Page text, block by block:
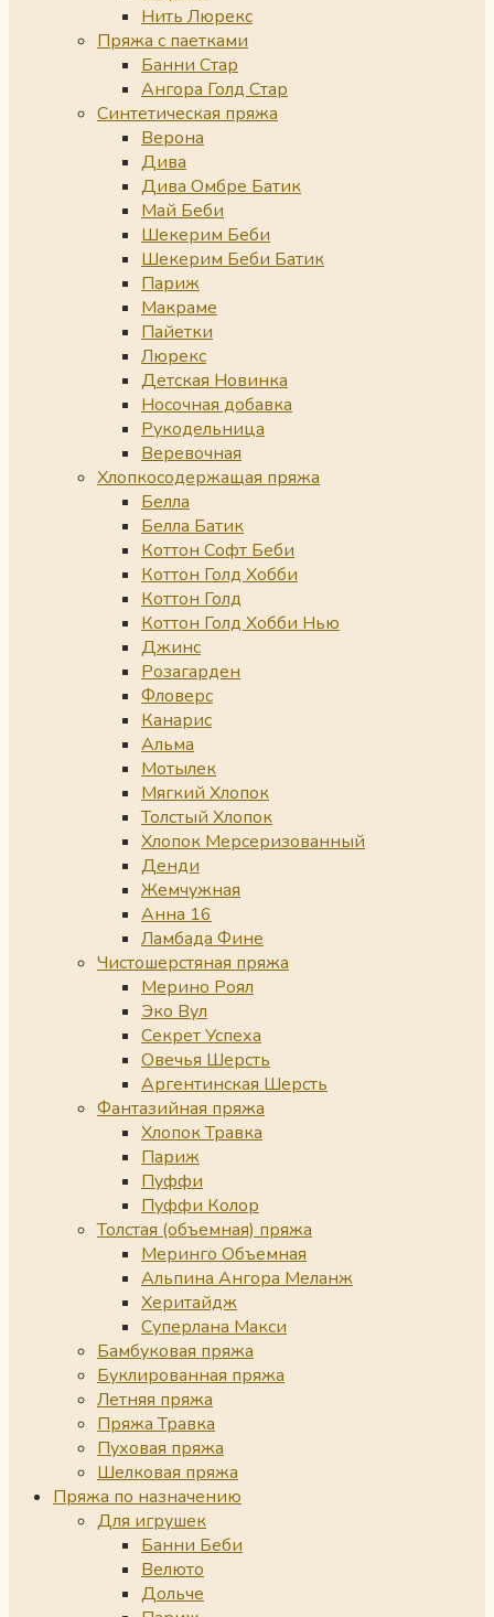
Нить Люрекс
Пряжа с паетками
Банни Стар
Ангора Голд Стар
Синтетическая пряжа
Верона
Дива
Дива Омбре Батик
Май Беби
Шекерим Беби
Шекерим Беби Батик
Париж
Макраме
Пайетки
Люрекс
Детская Новинка
Носочная добавка
Рукодельница
Веревочная
Хлопкосодержащая пряжа
Белла
Белла Батик
Коттон Софт Беби
Коттон Голд Хобби
Коттон Голд
Коттон Голд Хобби Нью
Джинс
Розагарден
Фловерс
Канарис
Альма
Мотылек
Мягкий Хлопок
Толстый Хлопок
Хлопок Мерсеризованный
Денди
Жемчужная
Анна 16
Ламбада Фине
Чистошерстяная пряжа
Мерино Роял
Эко Вул
Секрет Успеха
Овечья Шерсть
Аргентинская Шерсть
Фантазийная пряжа
Хлопок Травка
Париж
Пуффи
Пуффи Колор
Толстая (объемная) пряжа
Меринго Объемная
Альпина Ангора Меланж
Херитайдж
Суперлана Макси
Бамбуковая пряжа
Буклированная пряжа
Летняя пряжа
Пряжа Травка
Пуховая пряжа
Шелковая пряжа
Пряжа по назначению
Для игрушек
Банни Беби
Велюто
Дольче